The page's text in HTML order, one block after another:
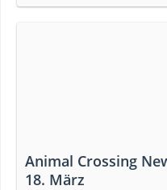
Animal Crossing
18. März